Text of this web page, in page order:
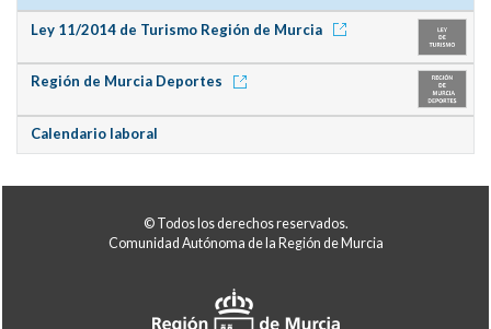
Ley 11/2014 de Turismo Región de Murcia
Región de Murcia Deportes
Calendario laboral
© Todos los derechos reservados.
Comunidad Autónoma de la Región de Murcia